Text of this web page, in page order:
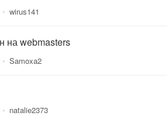
• wirus141
на webmasters
• Samoxa2
• natalie2373